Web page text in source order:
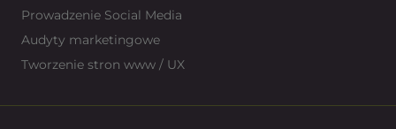
Prowadzenie Social Media
Audyty marketingowe
Tworzenie stron www / UX